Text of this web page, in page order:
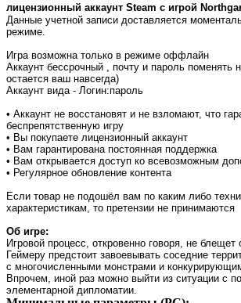
лицензионный аккаунт Steam с игрой
Данные учетной записи доставляется
режиме.
Игра возможна только в режиме оффлайн
Аккаунт бессрочный , почту и пароль поменять
остается ваш навсегда)
Аккаунт вида - Логин:пароль
• Аккаунт не восстановят и не взломают, что
беспрепятственную игру
• Вы покупаете лицензионный аккаунт
• Вам гарантирована постоянная поддержка
• Вам открывается доступ ко всевозможным
• Регулярное обновление контента
Если товар не подошёл вам по каким либо
характеристикам, то претензии не принимаются
Об игре:
Игровой процесс, откровенно говоря, не блещет
Геймеру предстоит завоевывать соседние
с многочисленными монстрами и
Впрочем, иной раз можно выйти из ситуации с
элементарной дипломатии.